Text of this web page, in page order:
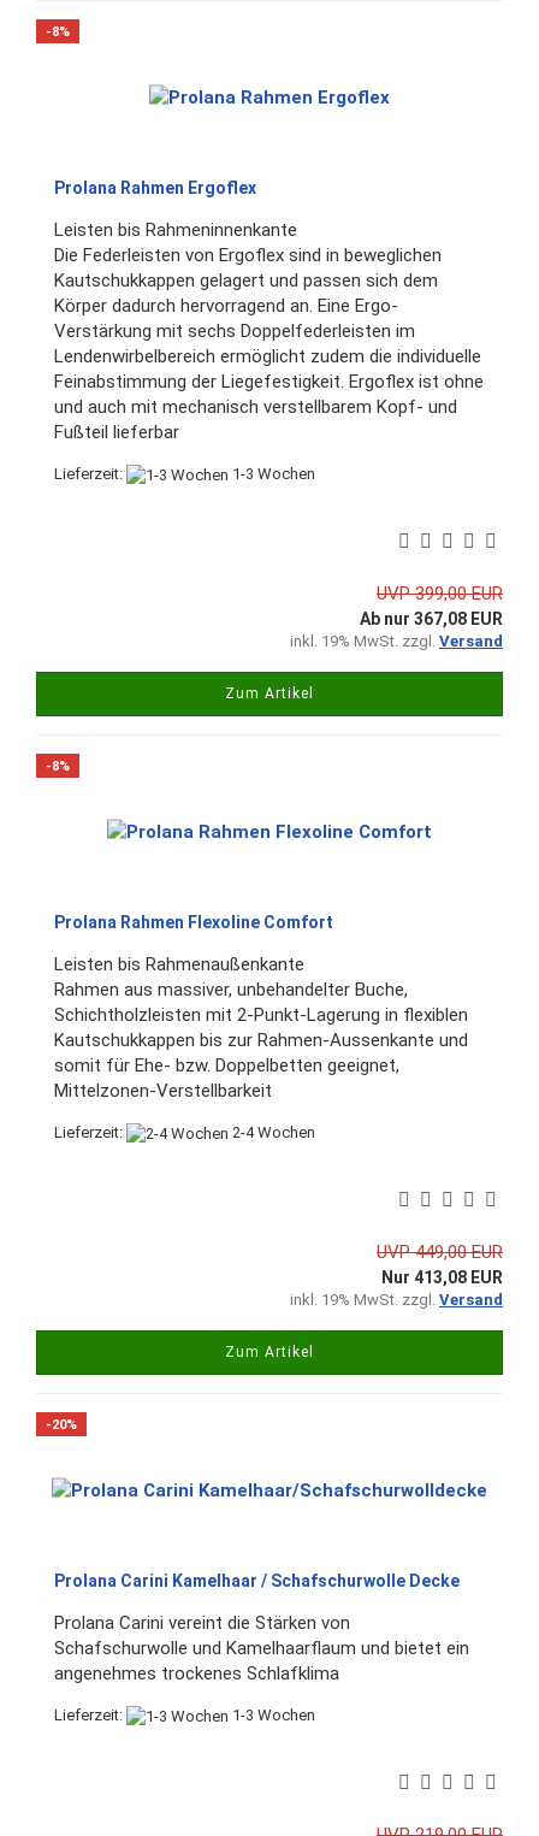
-8%
Prolana Rahmen Ergoflex
Leisten bis Rahmeninnenkante
Die Federleisten von Ergoflex sind in beweglichen
Kautschukkappen gelagert und passen sich dem
Körper dadurch hervorragend an. Eine Ergo-
Verstärkung mit sechs Doppelfederleisten im
Lendenwirbelbereich ermöglicht zudem die individuelle
Feinabstimmung der Liegefestigkeit. Ergoflex ist ohne
und auch mit mechanisch verstellbarem Kopf- und
Fußteil lieferbar
Lieferzeit: 1-3 Wochen
UVP 399,00 EUR
Ab nur 367,08 EUR
inkl. 19% MwSt. zzgl. Versand
Zum Artikel
-8%
Prolana Rahmen Flexoline Comfort
Leisten bis Rahmenaußenkante
Rahmen aus massiver, unbehandelter Buche,
Schichtholzleisten mit 2-Punkt-Lagerung in flexiblen
Kautschukkappen bis zur Rahmen-Aussenkante und
somit für Ehe- bzw. Doppelbetten geeignet,
Mittelzonen-Verstellbarkeit
Lieferzeit: 2-4 Wochen
UVP 449,00 EUR
Nur 413,08 EUR
inkl. 19% MwSt. zzgl. Versand
Zum Artikel
-20%
Prolana Carini Kamelhaar / Schafschurwolle Decke
Prolana Carini vereint die Stärken von
Schafschurwolle und Kamelhaarflaum und bietet ein
angenehmes trockenes Schlafklima
Lieferzeit: 1-3 Wochen